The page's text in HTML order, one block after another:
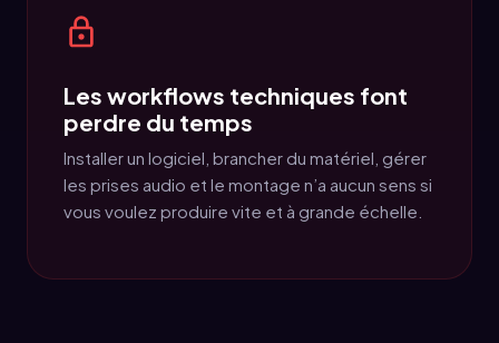
Les workflows techniques font
perdre du temps
Installer un logiciel, brancher du matériel, gérer
les prises audio et le montage n’a aucun sens si
vous voulez produire vite et à grande échelle.